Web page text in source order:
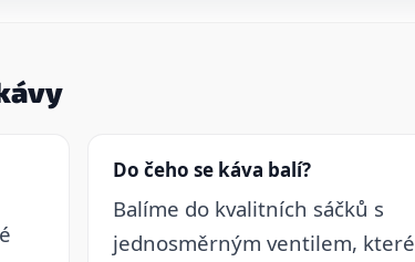
Do čeho se káva balí?
Balíme do kvalitních sáčků s
jednosměrným ventilem, které